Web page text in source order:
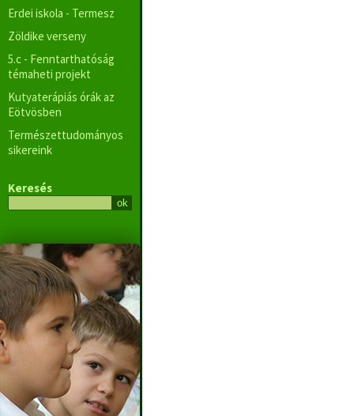
Erdei iskola - Termesz
Zöldike verseny
5.c - Fenntarthatóság
témaheti projekt
Kutyaterápiás órák az
Eötvösben
Természettudományos
sikereink
Keresés